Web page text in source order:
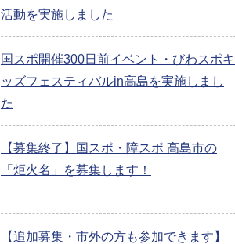
活動を実施しました
国スポ開催300日前イベント・びわスポキ
ッズフェスティバルin高島を実施しまし
た
【募集終了】国スポ・障スポ 高島市の
「炬火名」を募集します！
【追加募集・市外の方も参加できます】